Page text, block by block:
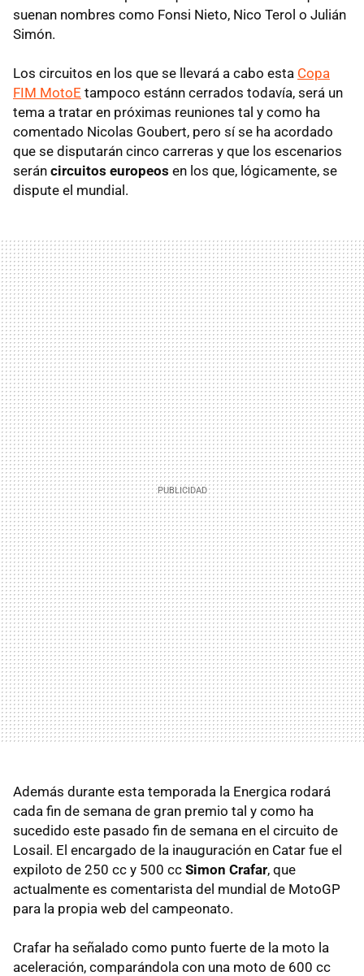
suenan nombres como Fonsi Nieto, Nico Terol o Julián
Simón.
Los circuitos en los que se llevará a cabo esta Copa
FIM MotoE tampoco estánn cerrados todavía, será un
tema a tratar en próximas reuniones tal y como ha
comentado Nicolas Goubert, pero sí se ha acordado
que se disputarán cinco carreras y que los escenarios
serán circuitos europeos en los que, lógicamente, se
dispute el mundial.
Además durante esta temporada la Energica rodará
cada fin de semana de gran premio tal y como ha
sucedido este pasado fin de semana en el circuito de
Losail. El encargado de la inauguración en Catar fue el
expiloto de 250 cc y 500 cc Simon Crafar, que
actualmente es comentarista del mundial de MotoGP
para la propia web del campeonato.
Crafar ha señalado como punto fuerte de la moto la
aceleración, comparándola con una moto de 600 cc